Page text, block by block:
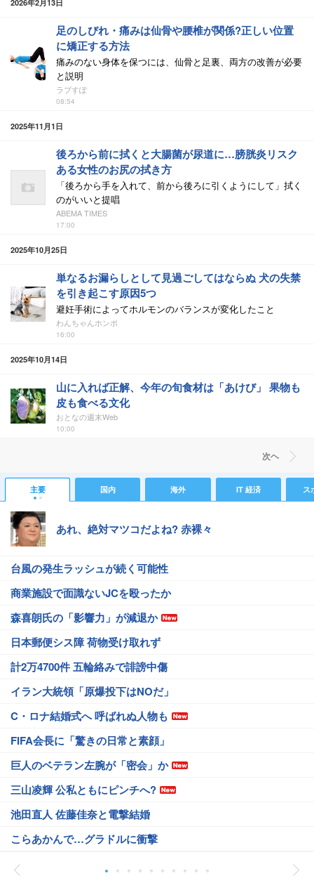
2026年2月13日
足のしびれ・痛みは仙骨や腰椎が関係?正しい位置
に矯正する方法
痛みのない身体を保つには、仙骨と足裏、両方の改善が必要
と説明
ラブすぽ
08:54
2025年11月1日
後ろから前に拭くと大腸菌が尿道に…膀胱炎リスク
ある女性のお尻の拭き方
「後ろから手を入れて、前から後ろに引くようにして」拭く
のがいいと提唱
ABEMA TIMES
17:00
2025年10月25日
単なるお漏らしとして見過ごしてはならぬ 犬の失禁
を引き起こす原因5つ
避妊手術によってホルモンのバランスが変化したこと
わんちゃんホンポ
16:00
2025年10月14日
山に入れば正解、今年の旬食材は「あけび」 果物も
皮も食べる文化
おとなの週末Web
10:00
次ヘ
主要 国内 海外 IT 経済 ス
あれ、絶対マツコだよね? 赤裸々
台風の発生ラッシュが続く可能性
商業施設で面識ないJCを殴ったか
森喜朗氏の「影響力」が減退か
日本郵便シス障 荷物受け取れず
計2万4700件 五輪絡みで誹謗中傷
イラン大統領「原爆投下はNOだ」
C・ロナ結婚式へ 呼ばれぬ人物も
FIFA会長に「驚きの日常と素顔」
巨人のベテラン左腕が「密会」か
三山凌輝 公私ともにピンチへ?
池田直人 佐藤佳奈と電撃結婚
こらあかんで…グラドルに衝撃